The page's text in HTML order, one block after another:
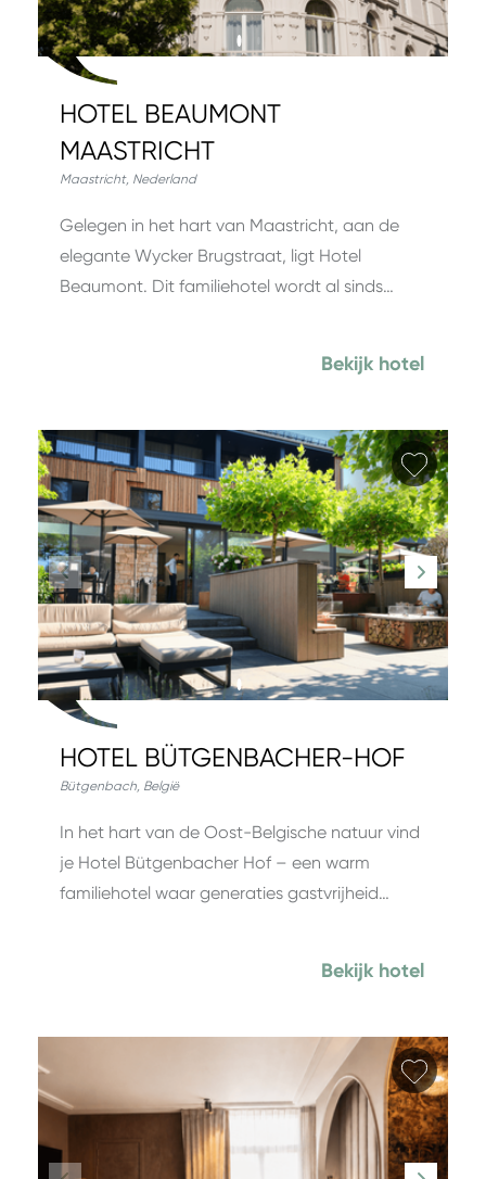
HOTEL BEAUMONT
MAASTRICHT
Maastricht, Nederland
Gelegen in het hart van Maastricht, aan de
elegante Wycker Brugstraat, ligt Hotel
Beaumont. Dit familiehotel wordt al sinds…
Bekijk hotel
HOTEL BÜTGENBACHER-HOF
Bütgenbach, België
In het hart van de Oost-Belgische natuur vind
je Hotel Bütgenbacher Hof – een warm
familiehotel waar generaties gastvrijheid…
Bekijk hotel